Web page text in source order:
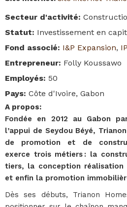
Secteur d'activité:
Statut: Investissement en
Fond associé: I&P Expansion,
Entrepreneur: Folly Koussawo
Employés: 50
Pays: Côte d'Ivoire, Gabon
A propos:
Fondée en 2012 au Gabon
l’appui de Seydou Béyé,
de promotion et de
exerce trois métiers : la
tiers, la conception
et enfin la promotion
Dès ses débuts, Trianon